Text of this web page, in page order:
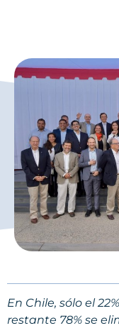
En Chile, sólo el
restante 78% se